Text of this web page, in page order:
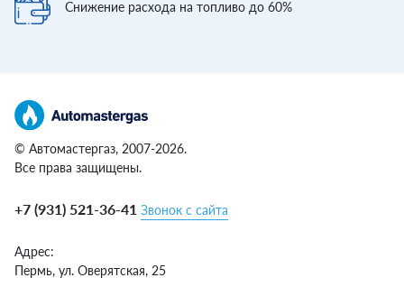
Снижение расхода на топливо до 60%
© Автомастергаз, 2007-2026.
Все права защищены.
+7 (931) 521-36-41 Звонок с сайта
Адрес:
Пермь, ул. Оверятская, 25